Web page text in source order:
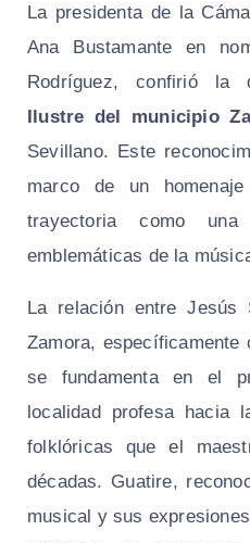
​La presidenta de la
Ana Bustamante en
Rodríguez, confirió
Ilustre del municipio
Sevillano. Este
marco de un
trayectoria como
emblemáticas de la
​La relación entre Jesús
Zamora, específicamente
se fundamenta en el
localidad profesa hacia
folklóricas que el
décadas. Guatire,
musical y sus